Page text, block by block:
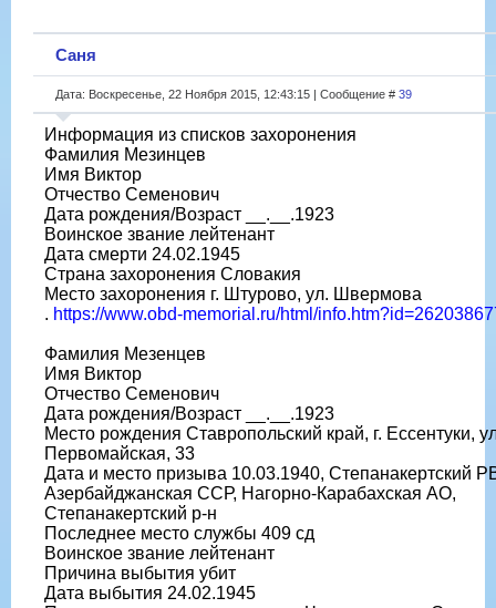
Саня
Дата: Воскресенье, 22 Ноября 2015, 12:43:15 | Сообщение # 39
Информация из списков захоронения
Фамилия Мезинцев
Имя Виктор
Отчество Семенович
Дата рождения/Возраст __.__.1923
Воинское звание лейтенант
Дата смерти 24.02.1945
Страна захоронения Словакия
Место захоронения г. Штурово, ул. Швермова
. https://www.obd-memorial.ru/html/
Фамилия Мезенцев
Имя Виктор
Отчество Семенович
Дата рождения/Возраст __.__.1923
Место рождения Ставропольский край, г. Ессентуки,
Первомайская, 33
Дата и место призыва 10.03.1940, Степанакертский
Азербайджанская ССР, Нагорно-Карабахская АО,
Степанакертский р-н
Последнее место службы 409 сд
Воинское звание лейтенант
Причина выбытия убит
Дата выбытия 24.02.1945